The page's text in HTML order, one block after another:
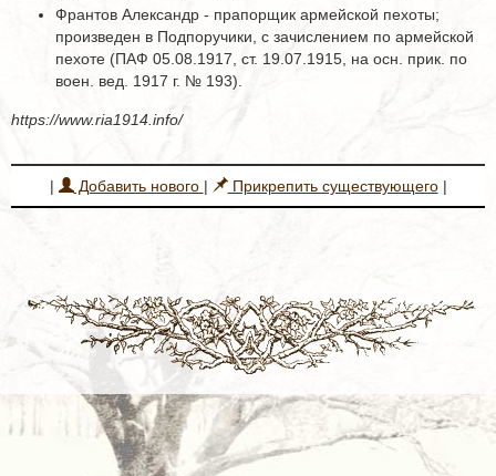
Франтов Александр - прапорщик армейской пехоты;
произведен в Подпоручики, с зачислением по армейской
пехоте (ПАФ 05.08.1917, ст. 19.07.1915, на осн. прик. по
воен. вед. 1917 г. № 193).
https://www.ria1914.info/
| Добавить нового | Прикрепить существующего|